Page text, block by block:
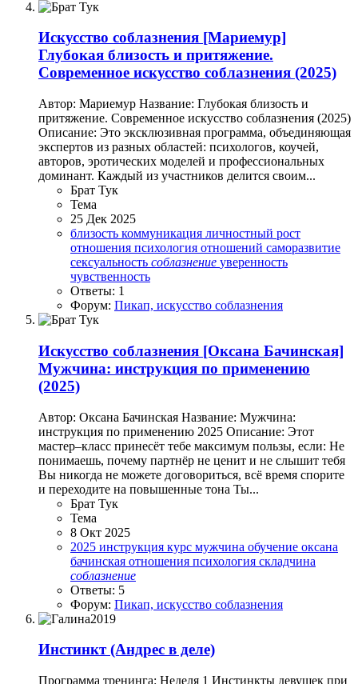
Искусство соблазнения [Мариемур]
Глубокая близость и притяжение.
Современное искусство соблазнения (2025)
Автор: Мариемур Название: Глубокая близость и
притяжение. Современное искусство соблазнения (2025)
Описание: Это эксклюзивная программа, объединяющая
экспертов из разных областей: психологов, коучей,
авторов, эротических моделей и профессиональных
доминант. Каждый из участников делится своим...
Брат Тук
Тема
25 Дек 2025
близость коммуникация личностный рост
отношения психология отношений саморазвитие
сексуальность соблазнение уверенность
чувственность
Ответы: 1
Форум: Пикап, искусство соблазнения
Искусство соблазнения [Оксана Бачинская]
Мужчина: инструкция по применению
(2025)
Автор: Оксана Бачинская Название: Мужчина:
инструкция по применению 2025 Описание: Этот
мастер–класс принесёт тебе максимум пользы, если: Не
понимаешь, почему партнёр не ценит и не слышит тебя
Вы никогда не можете договориться, всё время спорите
и переходите на повышенные тона Ты...
Брат Тук
Тема
8 Окт 2025
2025 инструкция курс мужчина обучение оксана
бачинская отношения психология складчина
соблазнение
Ответы: 5
Форум: Пикап, искусство соблазнения
Инстинкт (Андрес в деле)
Программа тренинга: Неделя 1 Инстинкты девушек при